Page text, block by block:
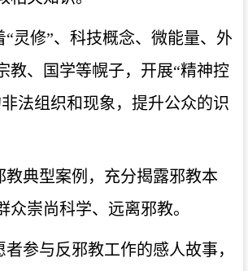
“灵修”、科技概念、微能量、外
教、国学等幌子，开展“精神控
法组织和现象，提升公众的识
教典型案例，充分揭露邪教本
众崇尚科学、远离邪教。
者参与反邪教工作的感人故事，